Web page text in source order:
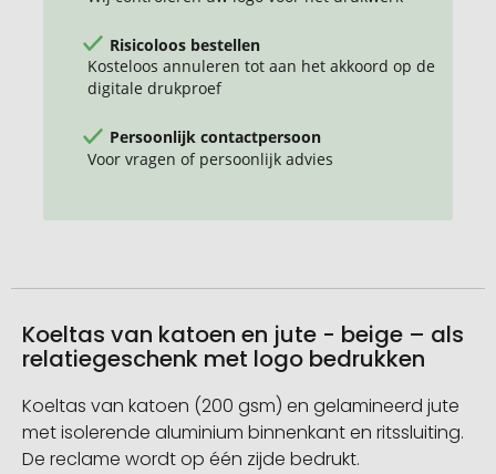
Risicoloos bestellen
Kosteloos annuleren tot aan het akkoord op de
digitale drukproef
Persoonlijk contactpersoon
Voor vragen of persoonlijk advies
Koeltas van katoen en jute - beige – als
relatiegeschenk met logo bedrukken
Koeltas van katoen (200 gsm) en gelamineerd jute
met isolerende aluminium binnenkant en ritssluiting.
De reclame wordt op één zijde bedrukt.